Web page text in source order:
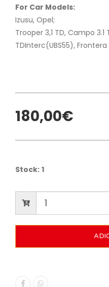
For Car Models:
Izusu, Opel;
Trooper 3,1 TD, Campo 3.1
TDInterc(UBS55), Frontera
180,00€
Stock: 1